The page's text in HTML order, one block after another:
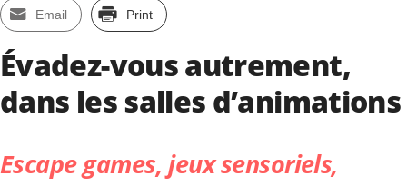
Email Print
Évadez-vous autrement,
dans les salles d’animations
Escape games, jeux sensoriels,